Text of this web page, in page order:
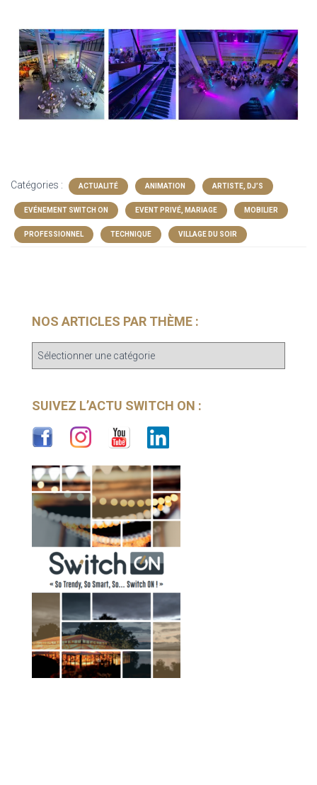
Catégories : ACTUALITÉ ANIMATION ARTISTE, DJ’S
EVÉNEMENT SWITCH ON EVENT PRIVÉ, MARIAGE MOBILIER
PROFESSIONNEL TECHNIQUE VILLAGE DU SOIR
NOS ARTICLES PAR THÈME :
SUIVEZ L’ACTU SWITCH ON :